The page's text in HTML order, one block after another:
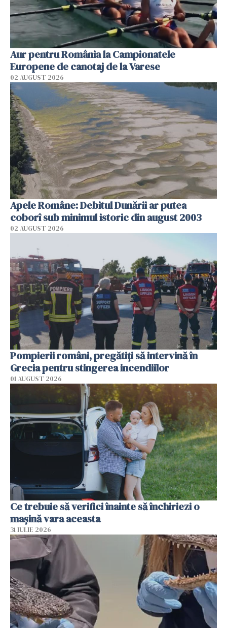
Aur pentru România la Campionatele
Europene de canotaj de la Varese
02 AUGUST 2026
Apele Române: Debitul Dunării ar putea
coborî sub minimul istoric din august 2003
02 AUGUST 2026
Pompierii români, pregătiţi să intervină în
Grecia pentru stingerea incendiilor
01 AUGUST 2026
Ce trebuie să verifici înainte să închiriezi o
mașină vara aceasta
31 IULIE 2026